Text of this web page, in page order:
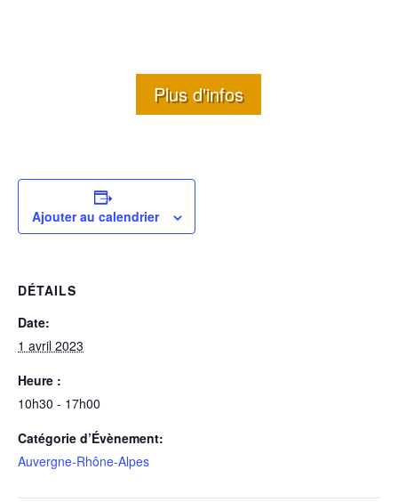
Plus d'infos
Ajouter au calendrier
DÉTAILS
Date:
1 avril 2023
Heure :
10h30 - 17h00
Catégorie d’Évènement:
Auvergne-Rhône-Alpes